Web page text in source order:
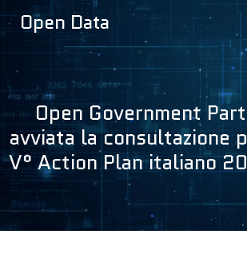
al
Open Data
Open Government
avviata la consultazione
V° Action Plan italiano